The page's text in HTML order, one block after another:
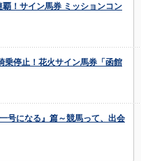
！サイン馬券 ミッションコン
乗停止！花火サイン馬券「函館
号になる』篇～競馬って、出会